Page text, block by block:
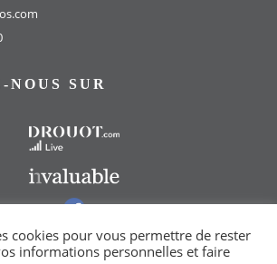
NOUS SUR
Vers notre groupe Facebook
cookies pour vous permettre de rester
informations personnelles et faire